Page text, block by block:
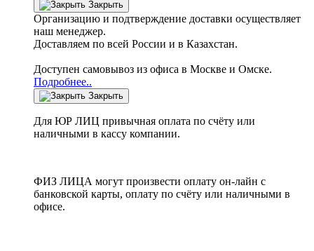
Закрыть
Организацию и подтверждение доставки осуществляет
наш менеджер.
Доставляем по всей России и в Казахстан.
Доступен самовывоз из офиса в Москве и Омске.
Подробнее..
Закрыть
Для ЮР ЛИЦ привычная оплата по счёту или
наличными в кассу компании.
ФИЗ ЛИЦА могут произвести оплату он-лайн с
банковской карты, оплату по счёту или наличными в
офисе.